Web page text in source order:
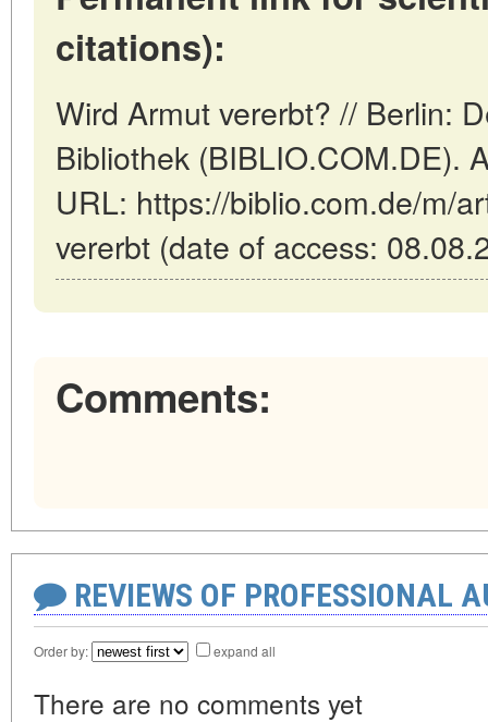
citations):
Wird Armut vererbt? // Berlin:
Bibliothek (BIBLIO.COM.DE).
URL: https://biblio.com.de/m/
vererbt (date of access:
Comments:
REVIEWS OF PROFESSIONAL
Order by: expand all
There are no comments yet